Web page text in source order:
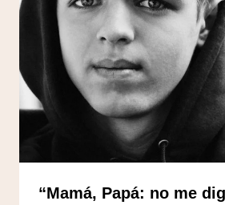
“Mamá, Papá: no me